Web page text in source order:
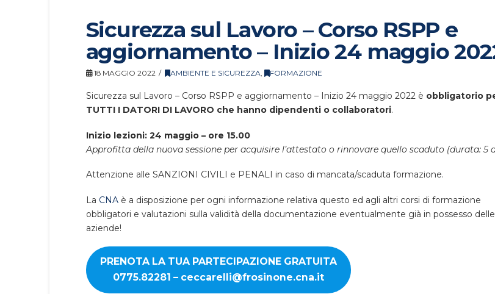
Sicurezza sul Lavoro – Corso RSPP e
aggiornamento – Inizio 24 maggio
18 MAGGIO 2022 AMBIENTE E SICUREZZA , FORMAZIONE
Sicurezza sul Lavoro – Corso RSPP e aggiornamento – Inizio 24 maggio 2022 è obbligatorio
TUTTI I DATORI DI LAVORO che hanno dipendenti o collaboratori.
Inizio lezioni: 24 maggio – ore 15.00
Approfitta della nuova sessione per acquisire l’attestato o rinnovare quello scaduto (durata: 5
Attenzione alle SANZIONI CIVILI e PENALI in caso di mancata/scaduta formazione.
La CNAè a disposizione per ogni informazione relativa questo ed agli altri corsi di formazione
obbligatori e valutazioni sulla validità della documentazione eventualmente già in possesso delle
aziende!
PRENOTA LA TUA PARTECIPAZIONE GRATUITA
0775.82281 – ceccarelli@frosinone.cna.it